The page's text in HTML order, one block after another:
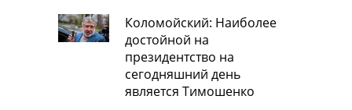
Коломойский: Наиболее
достойной на
президентство на
сегодняшний день
является Тимошенко